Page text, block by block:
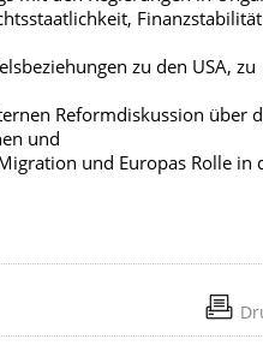
zu den USA, zu
Reformdiskussion über
und
und Europas Rolle in